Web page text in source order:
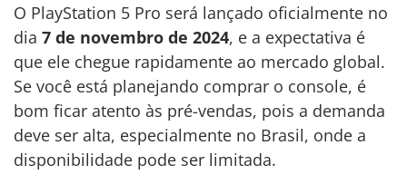
O PlayStation 5 Pro será lançado oficialmente no
dia 7 de novembro de 2024, e a expectativa é
que ele chegue rapidamente ao mercado global.
Se você está planejando comprar o console, é
bom ficar atento às pré-vendas, pois a demanda
deve ser alta, especialmente no Brasil, onde a
disponibilidade pode ser limitada.